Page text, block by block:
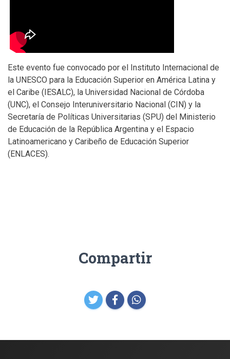
Este evento fue convocado por el Instituto Internacional de
la UNESCO para la Educación Superior en América Latina y
el Caribe (IESALC), la Universidad Nacional de Córdoba
(UNC), el Consejo Interuniversitario Nacional (CIN) y la
Secretaría de Políticas Universitarias (SPU) del Ministerio
de Educación de la República Argentina y el Espacio
Latinoamericano y Caribeño de Educación Superior
(ENLACES).
Compartir